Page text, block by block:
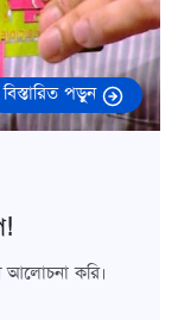
বিস্তারিত পড়ুন
আলোচনা করি।